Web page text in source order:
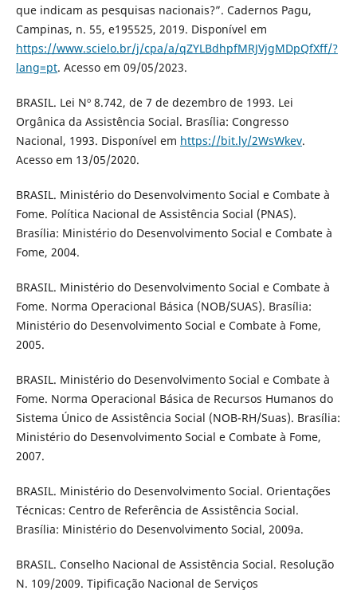
que indicam as pesquisas nacionais?”. Cadernos Pagu,
Campinas, n. 55, e195525, 2019. Disponível em
https://www.scielo.br/j/cpa/a/qZYLBdhpfMRJVjgMDpQfXff/?
lang=pt. Acesso em 09/05/2023.
BRASIL. Lei Nº 8.742, de 7 de dezembro de 1993. Lei
Orgânica da Assistência Social. Brasília: Congresso
Nacional, 1993. Disponível em https://bit.ly/2WsWkev.
Acesso em 13/05/2020.
BRASIL. Ministério do Desenvolvimento Social e Combate à
Fome. Política Nacional de Assistência Social (PNAS).
Brasília: Ministério do Desenvolvimento Social e Combate à
Fome, 2004.
BRASIL. Ministério do Desenvolvimento Social e Combate à
Fome. Norma Operacional Básica (NOB/SUAS). Brasília:
Ministério do Desenvolvimento Social e Combate à Fome,
2005.
BRASIL. Ministério do Desenvolvimento Social e Combate à
Fome. Norma Operacional Básica de Recursos Humanos do
Sistema Único de Assistência Social (NOB-RH/Suas). Brasília:
Ministério do Desenvolvimento Social e Combate à Fome,
2007.
BRASIL. Ministério do Desenvolvimento Social. Orientações
Técnicas: Centro de Referência de Assistência Social.
Brasília: Ministério do Desenvolvimento Social, 2009a.
BRASIL. Conselho Nacional de Assistência Social. Resolução
N. 109/2009. Tipificação Nacional de Serviços